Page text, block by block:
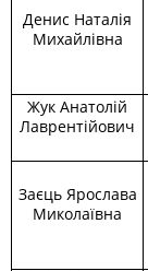
Денис Наталія
Михайлівна
Жук Анатолій
Лаврентійович
Заєць Ярослава
Миколаївна